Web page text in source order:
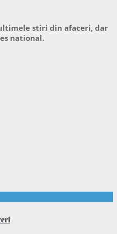
stiri din afaceri, dar
national.